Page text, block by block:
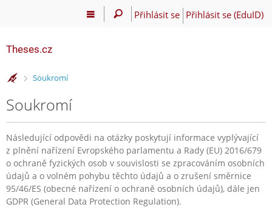
Přihlásit se Přihlásit se (EduID)
Theses.cz
>
Soukromí
Soukromí
Následující odpovědi na otázky poskytují informace vyplývající
z plnění nařízení Evropského parlamentu a Rady (EU) 2016/679
o ochraně fyzických osob v souvislosti se zpracováním osobních
údajů a o volném pohybu těchto údajů a o zrušení směrnice
95/46/ES (obecné nařízení o ochraně osobních údajů), dále jen
GDPR (General Data Protection Regulation).